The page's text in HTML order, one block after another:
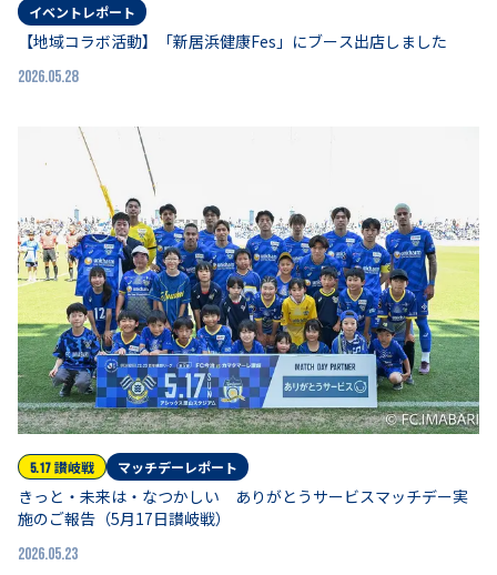
イベントレポート
【地域コラボ活動】「新居浜健康Fes」にブース出店しました
2026.05.28
5.17 讃岐戦 マッチデーレポート
きっと・未来は・なつかしい ありがとうサービスマッチデー実
施のご報告（5月17日讃岐戦）
2026.05.23